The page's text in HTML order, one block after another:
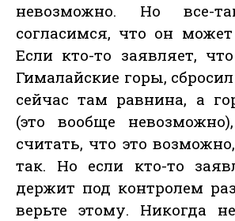
невозможно. Но все-
согласимся, что он может
Если кто-то заявляет,
Гималайские горы,
сейчас там равнина, а
(это вообще
считать, что это
так. Но если кто-то
держит под контролем
верьте этому. Никогда